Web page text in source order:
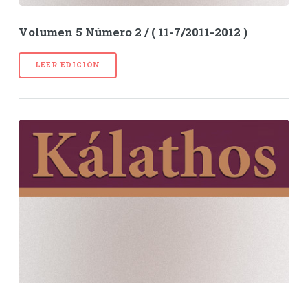
Volumen 5 Número 2 / ( 11-7/2011-2012 )
LEER EDICIÓN